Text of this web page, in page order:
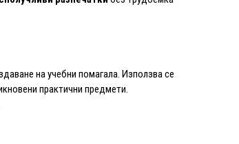
на учебни помагала. Използва се
практични предмети.